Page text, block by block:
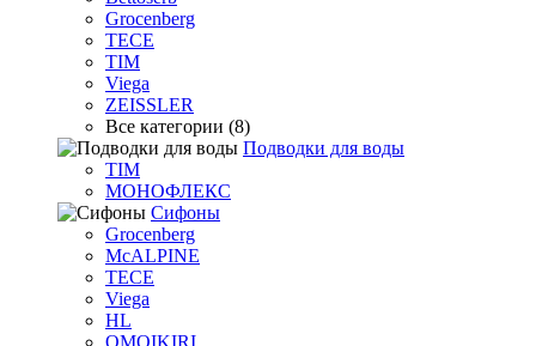
Grocenberg
TECE
TIM
Viega
ZEISSLER
Все категории (8)
Подводки для воды
TIM
МОНОФЛЕКС
Сифоны
Grocenberg
McALPINE
TECE
Viega
HL
OMOIKIRI